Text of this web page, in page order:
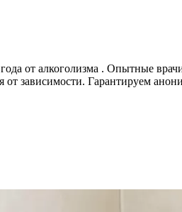
от алкоголизма . Опытные
зависимости. Гарантируем